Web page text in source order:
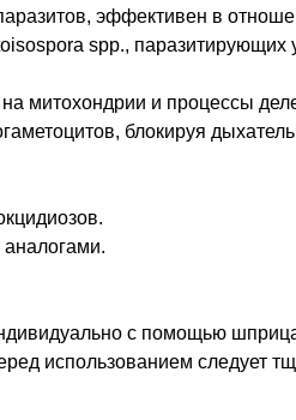
эффективен в
spp., паразитирующих у
митохондрии и процессы
блокируя
с помощью
использованием следует